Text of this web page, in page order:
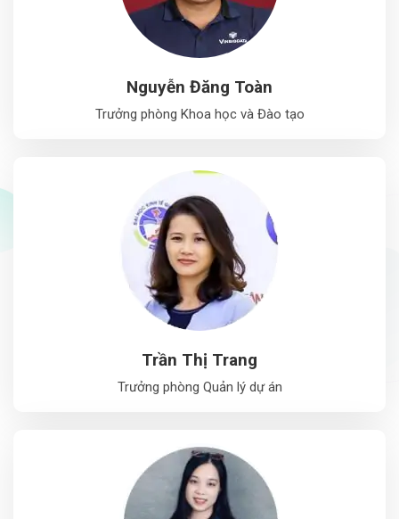
Nguyễn Đăng Toàn
Trưởng phòng Khoa học và Đào tạo
Trần Thị Trang
Trưởng phòng Quản lý dự án